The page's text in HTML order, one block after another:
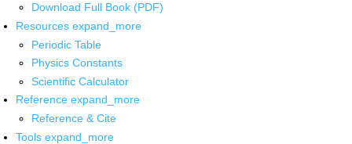
Download Full Book (PDF)
Resources expand_more
Periodic Table
Physics Constants
Scientific Calculator
Reference expand_more
Reference & Cite
Tools expand_more